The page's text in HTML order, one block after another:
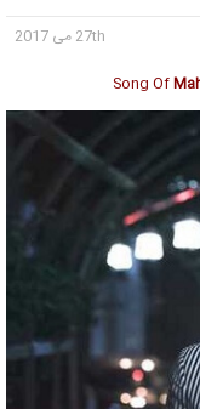
27th می 2017
Song Of